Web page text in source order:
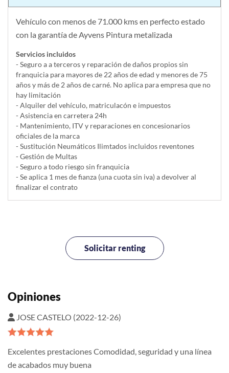
Vehículo con menos de 71.000 kms en perfecto estado
con la garantía de Ayvens Pintura metalizada
Servicios incluidos
- Seguro a a terceros y reparación de daños propios sin
franquicia para mayores de 22 años de edad y menores de 75
años y más de 2 años de carné. No aplica para empresa que no
hay limitación
- Alquiler del vehí­culo, matriculacón e impuestos
- Asistencia en carretera 24h
- Mantenimiento, ITV y reparaciones en concesionarios
oficiales de la marca
- Sustitución Neumáticos Ilimtados incluidos reventones
- Gestión de Multas
- Seguro a todo riesgo sin franquicia
- Se aplica 1 mes de fianza (una cuota sin iva) a devolver al
finalizar el contrato
Solicitar renting
Opiniones
JOSE CASTELO (2022-12-26)
Excelentes prestaciones Comodidad, seguridad y una línea
de acabados muy buena